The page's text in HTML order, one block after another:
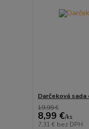
Darčeková sada
19,99 €
8,99 €/ks
7,31 € bez DPH